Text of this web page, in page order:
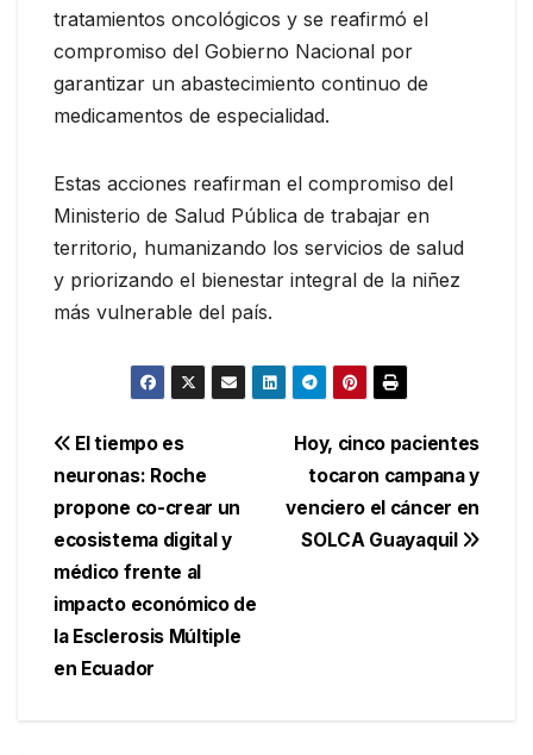
tratamientos oncológicos y se reafirmó el
compromiso del Gobierno Nacional por
garantizar un abastecimiento continuo de
medicamentos de especialidad.
Estas acciones reafirman el compromiso del
Ministerio de Salud Pública de trabajar en
territorio, humanizando los servicios de salud
y priorizando el bienestar integral de la niñez
más vulnerable del país.
Navegación
de
entradas
Hoy, cinco pacientes
tocaron campana y
venciero el cáncer en
SOLCA Guayaquil
El tiempo es
neuronas: Roche
propone co-crear un
ecosistema digital y
médico frente al
impacto económico de
la Esclerosis Múltiple
en Ecuador